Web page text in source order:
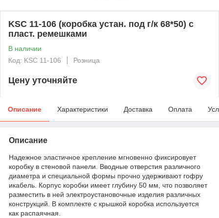
KSC 11-106 (коробка устан. под г/к 68*50) с
пласт. ремешками
В наличии
Код: KSC 11-106
Розница
Цену уточняйте
Описание Характеристики Доставка Оплата
Описание
Надежное эластичное крепление мгновенно фиксировует
коробку в стеновой панели. Вводные отверстия различного
диаметра и специальной формы прочно удерживают гофру
икабель. Корпус коробки имеет глубину 50 мм, что позволяет
разместить в ней электроустановочные изделия различных
конструкций. В комплекте с крышкой коробка используется
как распаячная.